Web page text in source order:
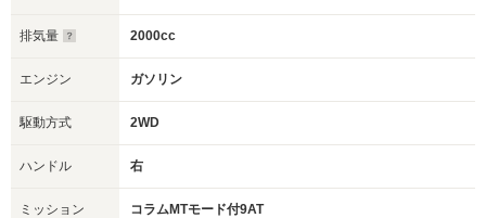
排気量 2000cc
エンジン ガソリン
駆動方式 2WD
ハンドル 右
ミッション コラムMTモード付9AT